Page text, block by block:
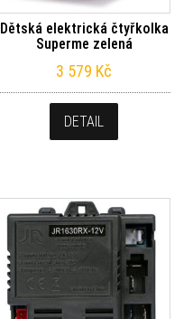
Dětská elektrická čtyřkolka
Superme zelená
3 579 Kč
DETAIL